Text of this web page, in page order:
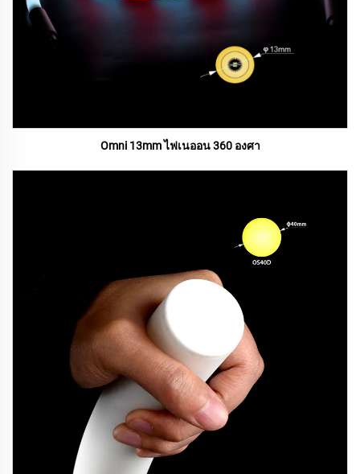
Omni 13mm ไฟเนออน 360 องศา